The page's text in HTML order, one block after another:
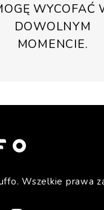
WYCOFAĆ
DOWOLNYM
MOMENCIE.
Wszelkie prawa